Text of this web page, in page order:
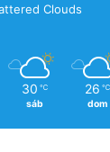
Clouds
30 ℃
sáb
26 ℃
dom